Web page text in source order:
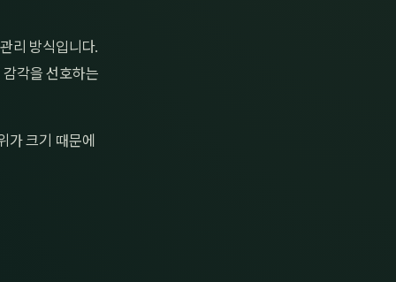
리 방식입니다.
각을 선호하는
가 크기 때문에